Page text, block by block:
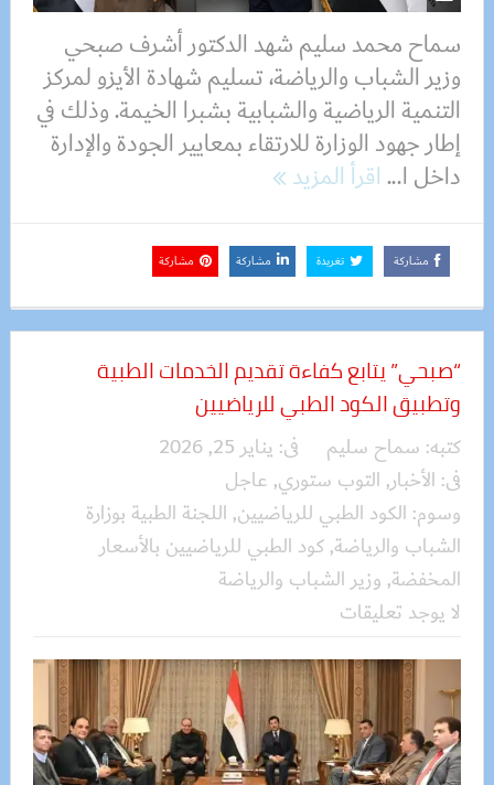
سماح محمد سليم شهد الدكتور أشرف صبحي
وزير الشباب والرياضة، تسليم شهادة الأيزو لمركز
التنمية الرياضية والشبابية بشبرا الخيمة. وذلك في
إطار جهود الوزارة للارتقاء بمعايير الجودة والإدارة
داخل ا...اقرأ المزيد
مشاركة تغريدة مشاركة مشاركة
“صبحي” يتابع كفاءة تقديم الخدمات الطبية
وتطبيق الكود الطبي للرياضيين
كتبه: سماح سليم فى: يناير 25, 2026
فى: الأخبار, التوب ستوري, عاجل
وسوم: الكود الطبي للرياضيين, اللجنة الطبية بوزارة
الشباب والرياضة,كود الطبي للرياضيين بالأسعار
المخفضة, وزير الشباب والرياضة
لا يوجد تعليقات